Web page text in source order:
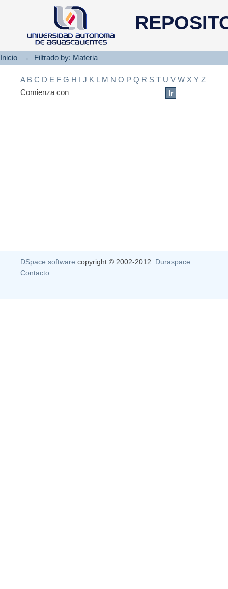
Filtrado by: Materia
Inicio → Filtrado by: Materia
A B C D E F G H I J K L M N O P Q R S T U V W X Y Z
Comienza con
DSpace software copyright © 2002-2012 Duraspace
Contacto